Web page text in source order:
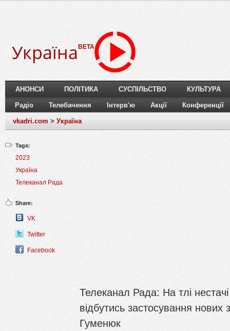
Україна BETA
АНОНСИ ПОЛІТИКА СУСПІЛЬСТВО КУЛЬТУРА
Радіо Телебачення Інтерв'ю Акції Конференції
vkadri.com > Україна
Tags:
2023
Україна
Телеканал Рада
Share:
VK
Twitter
Facebook
Телеканал Рада: На тлі
відбутись застосування нових
Гуменюк